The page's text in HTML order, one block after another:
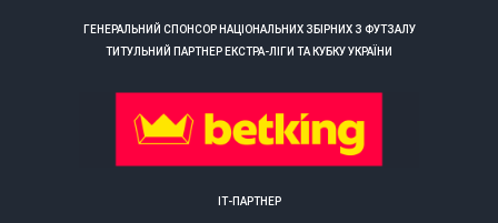
ГЕНЕРАЛЬНИЙ СПОНСОР НАЦІОНАЛЬНИХ ЗБІРНИХ З ФУТЗАЛУ
ТИТУЛЬНИЙ ПАРТНЕР ЕКСТРА-ЛІГИ ТА КУБКУ УКРАЇНИ
ІТ-ПАРТНЕР